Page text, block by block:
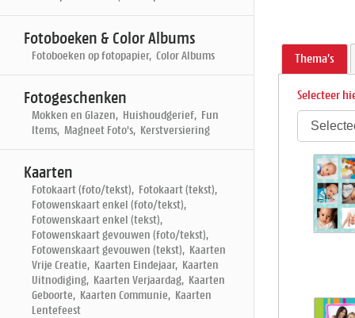
Fotoboeken & Color Albums
Fotoboeken op fotopapier, Color Albums
Fotogeschenken
Mokken en Glazen, Huishoudgerief, Fun
Items, Magneet Foto's, Kerstversiering
Kaarten
Fotokaart (foto/tekst), Fotokaart (tekst),
Fotowenskaart enkel (foto/tekst),
Fotowenskaart enkel (tekst),
Fotowenskaart gevouwen (foto/tekst),
Fotowenskaart gevouwen (tekst), Kaarten
Vrije Creatie, Kaarten Eindejaar, Kaarten
Uitnodiging, Kaarten Verjaardag, Kaarten
Geboorte, Kaarten Communie, Kaarten
Lentefeest
Thema's
Selecteer